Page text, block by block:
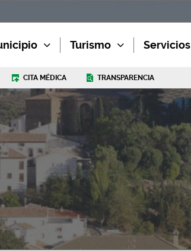
Turismo Servicios
CITA MÉDICA TRANSPARENCIA